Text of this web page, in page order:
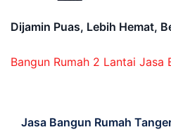
Dijamin Puas, Lebih Hemat,
Bangun Rumah 2 Lantai Jasa
Jasa Bangun Rumah